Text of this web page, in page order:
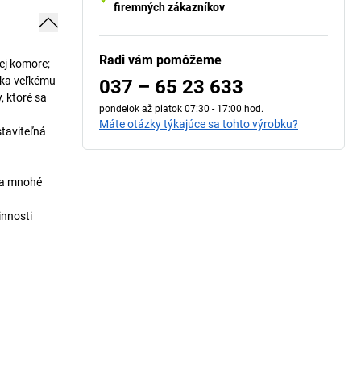
komore;
veľkému
ktoré sa
mnohé
firemných zákazníkov
Radi vám pomôžeme
037 – 65 23 633
pondelok až piatok 07:30 - 17:00 hod.
Máte otázky týkajúce sa tohto výrobku?